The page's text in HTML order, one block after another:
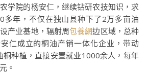
学院的杨安仁，继续钻研农技知识，求
多年，不仅在独山县种下了2万多亩油
产业基地，辐射周包養網边区域，总种
仁成立的桐油产销一体化企业，带动
桐种植，直接安置就业1000余人，每年
。